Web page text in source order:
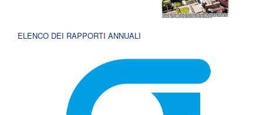
ELENCO DEI RAPPORTI ANNUALI